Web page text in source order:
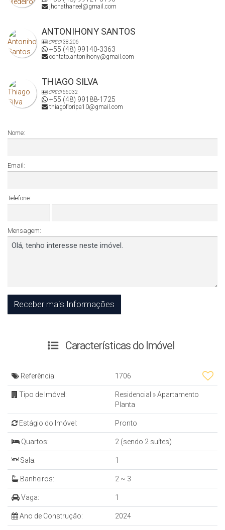
jhonathaneel@gmail.com
ANTONIHONY SANTOS
CRECI38.206
+55 (48) 99140-3363
contato.antonihony@gmail.com
THIAGO SILVA
CRECI66032
+55 (48) 99188-1725
thiagofloripa10@gmail.com
Nome:
Email:
Telefone:
Mensagem:
Características do Imóvel
Referência: 1706
Tipo de Imóvel: Residencial »Apartamento
Planta
Estágio do Imóvel: Pronto
Quartos: 2 (sendo 2 suítes)
Sala: 1
Banheiros: 2 ~ 3
Vaga: 1
Ano de Construção: 2024